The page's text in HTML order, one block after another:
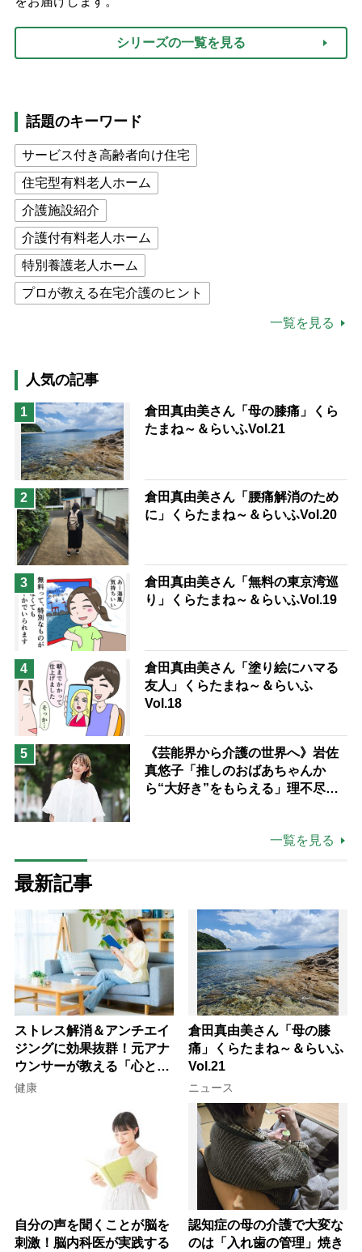
シリーズの一覧を見る
話題のキーワード
サービス付き高齢者向け住宅
住宅型有料老人ホーム
介護施設紹介
介護付有料老人ホーム
特別養護老人ホーム
プロが教える在宅介護のヒント
猫が母になつきません
息子の遠距離介護サバイバル術
兄がボケました
便利なサービス
予防法
一覧を見る
人気の記事
1
倉田真由美さん「母の膝痛」くら
たまね～＆らいふVol.21
2
倉田真由美さん「腰痛解消のため
に」くらたまね～＆らいふVol.20
3
倉田真由美さん「無料の東京湾巡
り」くらたまね～＆らいふVol.19
4
倉田真由美さん「塗り絵にハマる
友人」くらたまね～＆らいふ
Vol.18
5
《芸能界から介護の世界へ》岩佐
真悠子「推しのおばあちゃんか
ら“大好き”をもらえる」理不尽さ
一覧を見る
最新記事
ストレス解消＆アンチエイ
ジングに効果抜群！元アナ
ウンサーが教える「心と体
を元気にする音読の習慣」
健康
倉田真由美さん「母の膝
痛」くらたまね～＆らいふ
Vol.21
ニュース
自分の声を聞くことが脳を
刺激！脳内科医が実践する
認知症の母の介護で大変な
のは「入れ歯の管理」焼き